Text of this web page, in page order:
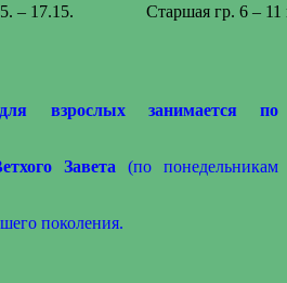
– 17.15.
Старшая гр. 6 – 11
взрослых занимается по
Завета (по понедельникам
поколения.